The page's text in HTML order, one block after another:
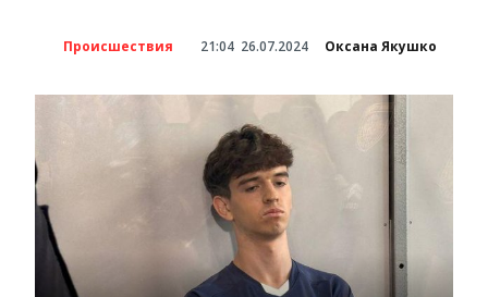
Происшествия 21:04 26.07.2024 Оксана Якушко